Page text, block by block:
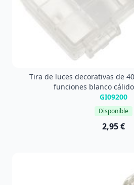
Tira de luces decorativas de
funciones blanco
GI09200
Disponible
2,95 €